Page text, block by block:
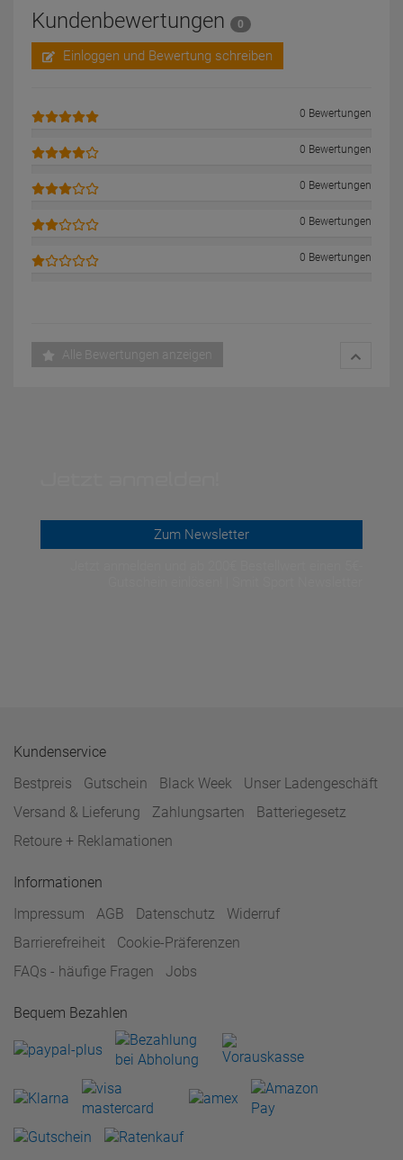
Kundenbewertungen 0
Einloggen und Bewertung schreiben
0 Bewertungen
0 Bewertungen
0 Bewertungen
0 Bewertungen
0 Bewertungen
Alle Bewertungen anzeigen
Zum Newsletter
Kundenservice
Bestpreis
Gutschein Black Week
Unser Ladengeschäft
Versand & Lieferung
Zahlungsarten
Batteriegesetz
Retoure + Reklamationen
Informationen
Impressum
AGB Datenschutz
Widerruf
Barrierefreiheit
Cookie-Präferenzen
FAQs - häufige Fragen
Jobs
Bequem Bezahlen